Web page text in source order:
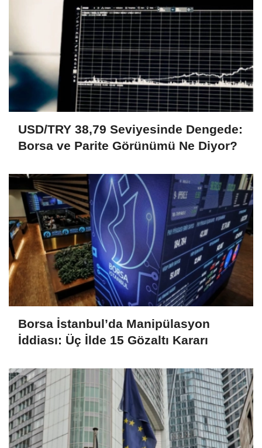
USD/TRY 38,79 Seviyesinde Dengede:
Borsa ve Parite Görünümü Ne Diyor?
Borsa İstanbul’da Manipülasyon
İddiası: Üç İlde 15 Gözaltı Kararı